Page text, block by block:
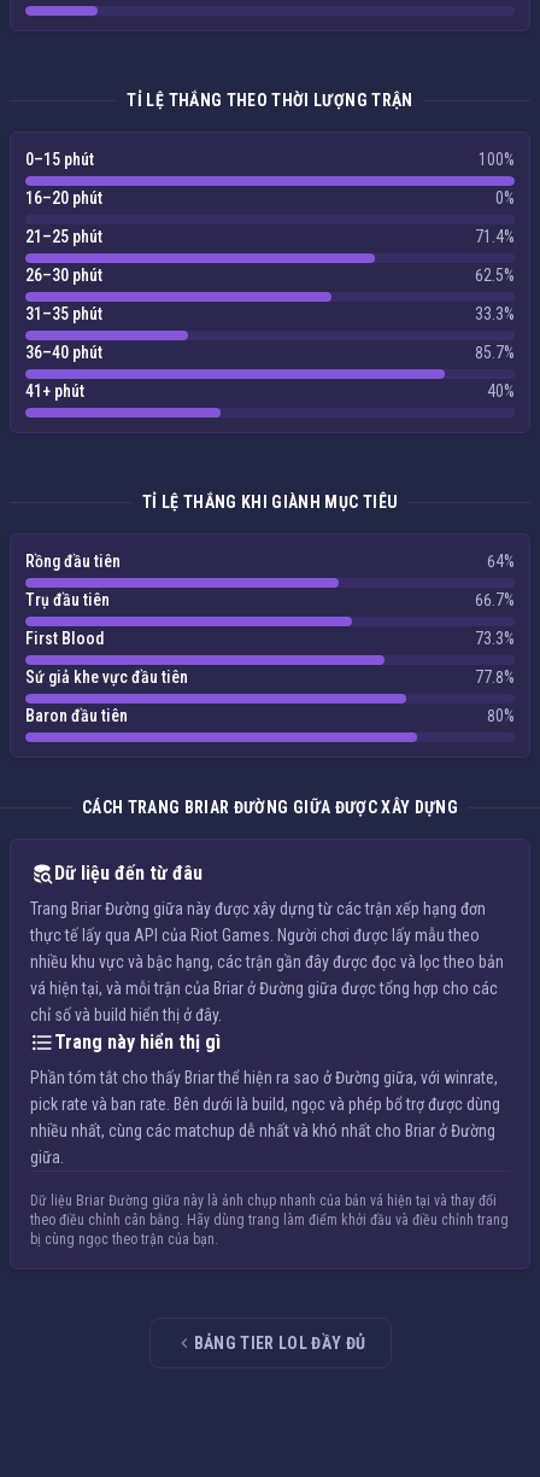
TỈ LỆ THẮNG THEO THỜI LƯỢNG TRẬN
0–15 phút
100%
16–20 phút
0%
21–25 phút
71.4%
26–30 phút
62.5%
31–35 phút
33.3%
36–40 phút
85.7%
41+ phút
40%
TỈ LỆ THẮNG KHI GIÀNH MỤC TIÊU
Rồng đầu tiên
64%
Trụ đầu tiên
66.7%
First Blood
73.3%
Sứ giả khe vực đầu tiên
77.8%
Baron đầu tiên
80%
CÁCH TRANG BRIAR ĐƯỜNG GIỮA ĐƯỢC XÂY DỰNG
Dữ liệu đến từ đâu
Trang Briar Đường giữa này được xây dựng từ các trận xếp hạng đơn
thực tế lấy qua API của Riot Games. Người chơi được lấy mẫu theo
nhiều khu vực và bậc hạng, các trận gần đây được đọc và lọc theo bản
vá hiện tại, và mỗi trận của Briar ở Đường giữa được tổng hợp cho các
chỉ số và build hiển thị ở đây.
Trang này hiển thị gì
Phần tóm tắt cho thấy Briar thể hiện ra sao ở Đường giữa, với winrate,
pick rate và ban rate. Bên dưới là build, ngọc và phép bổ trợ được dùng
nhiều nhất, cùng các matchup dễ nhất và khó nhất cho Briar ở Đường
giữa.
Dữ liệu Briar Đường giữa này là ảnh chụp nhanh của bản vá hiện tại và thay đổi
theo điều chỉnh cân bằng. Hãy dùng trang làm điểm khởi đầu và điều chỉnh trang
bị cùng ngọc theo trận của bạn.
BẢNG TIER LOL ĐẦY ĐỦ